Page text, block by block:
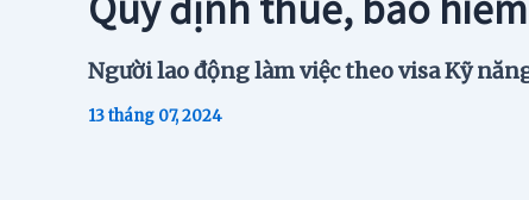
Người lao động làm việc theo visa Kỹ
13 tháng 07, 2024